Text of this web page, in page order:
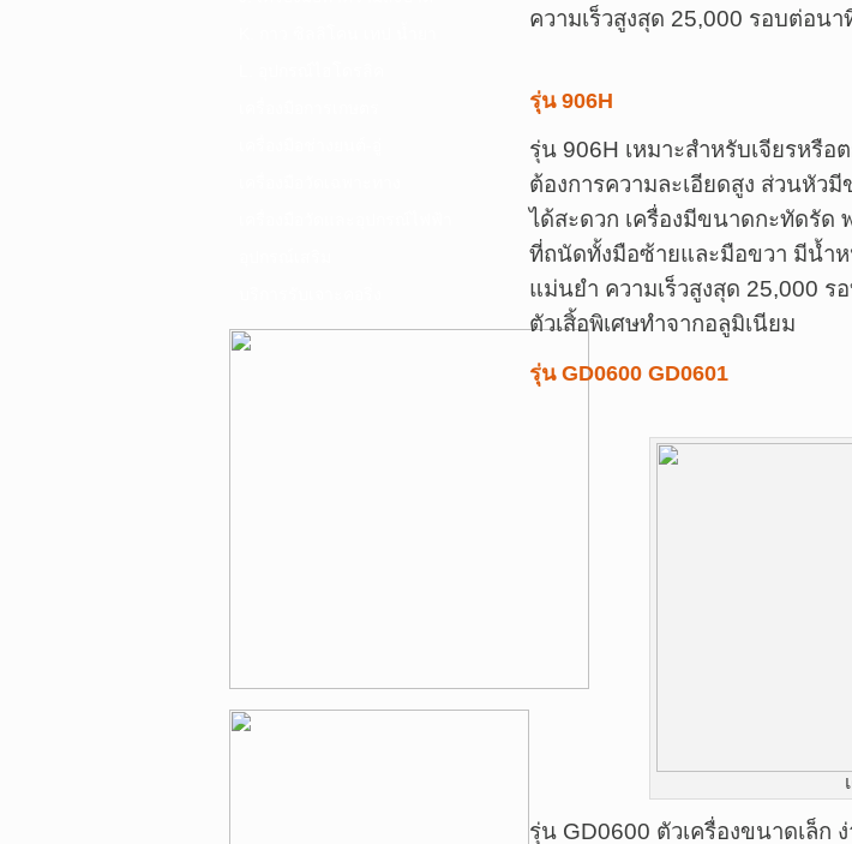
ความเร็วสูงสุด 25,000 รอบต่อน
รุ่น 906H
รุ่น 906H เหมาะสำหรับเจียรหรื
ต้องการความละเอียดสูง ส่วนหัว
ได้สะดวก เครื่องมีขนาดกะทัดรัด
ที่ถนัดทั้งมือซ้ายและมือขวา มีน้ำห
แม่นยำ ความเร็วสูงสุด 25,000
ตัวเสิ้อพิเศษทำจากอลูมิเนียม
รุ่น GD0600 GD0601
รุ่น GD0600 ตัวเครื่องขนาดเล็ก